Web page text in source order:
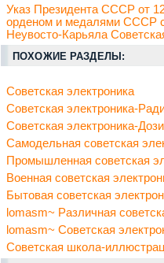
Указ Президента СССР от
орденом и медалями СССР
Неувосто-Карьяла
ПОХОЖИЕ РАЗДЕЛЫ:
Советская электроника
Советская электроника-
Советская электроника-
Самодельная советская
Промышленная советская
Военная советская
Бытовая советская
lomasm~ Различная
lomasm~ Советская
Советская школа-